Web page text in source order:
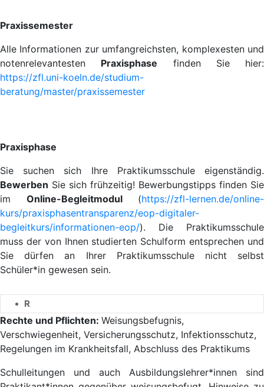
Praxissemester
Alle Informationen zur umfangreichsten, komplexesten und
notenrelevantesten Praxisphase finden Sie hier:
https://zfl.uni-koeln.de/studium-
beratung/master/praxissemester
Praxisphase
Sie suchen sich Ihre Praktikumsschule eigenständig.
Bewerben Sie sich frühzeitig! Bewerbungstipps finden Sie
im Online-Begleitmodul(https://zfl-lernen.de/online-
kurs/praxisphasentransparenz/eop-digitaler-
begleitkurs/informationen-eop/). Die Praktikumsschule
muss der von Ihnen studierten Schulform entsprechen und
Sie dürfen an Ihrer Praktikumsschule nicht selbst
Schüler*in gewesen sein.
R
Rechte und Pflichten: Weisungsbefugnis,
Verschwiegenheit, Versicherungsschutz, Infektionsschutz,
Regelungen im Krankheitsfall, Abschluss des Praktikums
Schulleitungen und auch Ausbildungslehrer*innen sind